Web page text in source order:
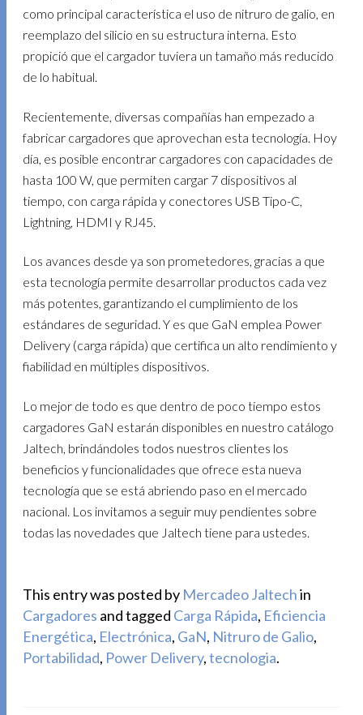
como principal característica el uso de nitruro de galio, en
reemplazo del silicio en su estructura interna. Esto
propició que el cargador tuviera un tamaño más reducido
de lo habitual.
Recientemente, diversas compañías han empezado a
fabricar cargadores que aprovechan esta tecnología. Hoy
día, es posible encontrar cargadores con capacidades de
hasta 100 W, que permiten cargar 7 dispositivos al
tiempo, con carga rápida y conectores USB Tipo-C,
Lightning, HDMI y RJ45.
Los avances desde ya son prometedores, gracias a que
esta tecnología permite desarrollar productos cada vez
más potentes, garantizando el cumplimiento de los
estándares de seguridad. Y es que GaN emplea Power
Delivery (carga rápida) que certifica un alto rendimiento y
fiabilidad en múltiples dispositivos.
Lo mejor de todo es que dentro de poco tiempo estos
cargadores GaN estarán disponibles en nuestro catálogo
Jaltech, brindándoles todos nuestros clientes los
beneficios y funcionalidades que ofrece esta nueva
tecnología que se está abriendo paso en el mercado
nacional. Los invitamos a seguir muy pendientes sobre
todas las novedades que Jaltech tiene para ustedes.
This entry was posted by Mercadeo Jaltechin
Cargadores and tagged Carga Rápida, Eficiencia
Energética, Electrónica, GaN, Nitruro de Galio,
Portabilidad, Power Delivery,tecnologia.